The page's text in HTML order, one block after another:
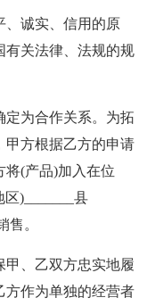
、诚实、信用的原
有关法律、法规的规
定为合作关系。为拓
甲方根据乙方的申请
将(产品)加入在位
区)_______县
售。
甲、乙双方忠实地履
方作为单独的经营者